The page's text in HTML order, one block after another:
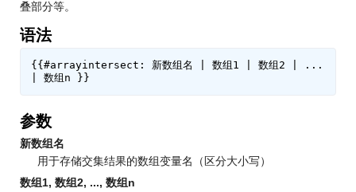
叠部分等。
语法
{{#arrayintersect: 新数组名 | 数组1 | 数组2 | ...
参数
新数组名
用于存储交集结果的数组变量名（区分大小写）
数组1, 数组2, ..., 数组n